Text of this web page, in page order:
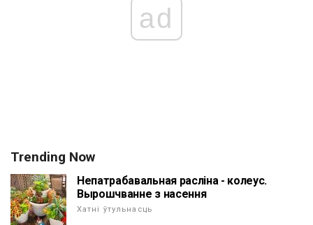
ad
Trending Now
Непатрабавальная расліна - колеус.
Вырошчванне з насення
Хатні ўтульнасць